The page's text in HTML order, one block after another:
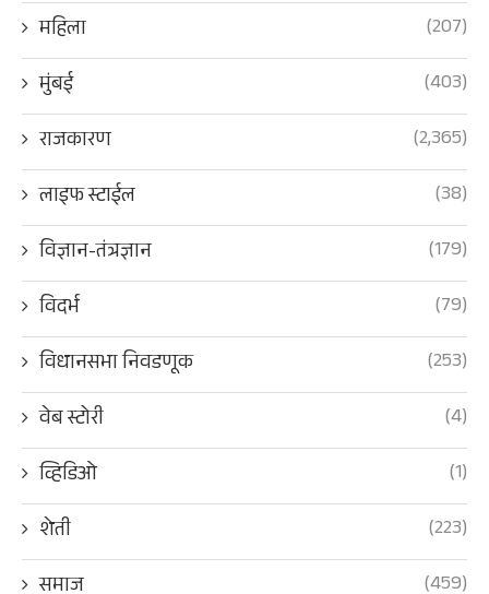
महिला
(207)
मुंबई
(403)
राजकारण
(2,365)
लाइफ स्टाईल
(38)
विज्ञान-तंत्रज्ञान
(179)
विदर्भ
(79)
विधानसभा निवडणूक
(253)
वेब स्टोरी
(4)
व्हिडिओ
(1)
शेती
(223)
समाज
(459)